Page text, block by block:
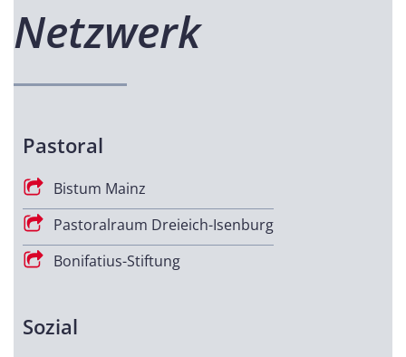
Netzwerk
Pastoral
Bistum Mainz
Pastoralraum Dreieich-Isenburg
Bonifatius-Stiftung
Sozial